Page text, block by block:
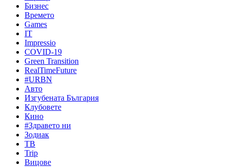
Бизнес
Времето
Games
IT
Impressio
COVID-19
Green Transition
RealTimeFuture
#URBN
Авто
Изгубената България
Клубовете
Кино
#Здравето ни
Зодиак
ТВ
Trip
Вицове